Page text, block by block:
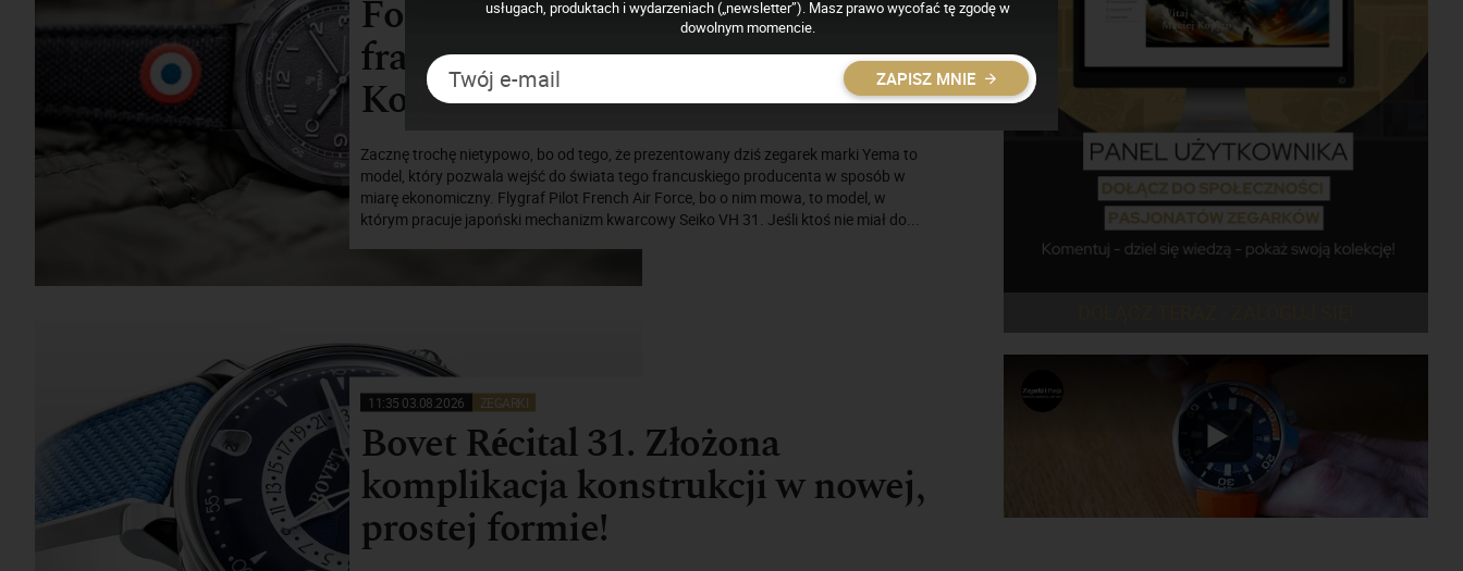
Force. Oficjalny zegarek
francuskich Sił Powietrznych i
Kosmicznych
Zacznę trochę nietypowo, bo od tego, że prezentowany dziś zegarek marki Yema to
model, który pozwala wejść do świata tego francuskiego producenta w sposób w
miarę ekonomiczny. Flygraf Pilot French Air Force, bo o nim mowa, to model, w
którym pracuje japoński mechanizm kwarcowy Seiko VH 31. Jeśli ktoś nie miał do...
11:35 03.08.2026 ZEGARKI
Bovet Récital 31. Złożona
komplikacja konstrukcji w nowej,
prostej formie!
usługach, produktach i wydarzeniach („newsletter”). Masz prawo wycofać tę zgodę w
dowolnym momencie.
ZAPISZ MNIE